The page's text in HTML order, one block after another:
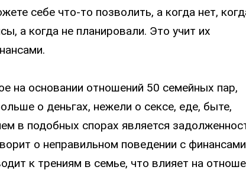
себе что-то позволить, а когда нет,
а когда не планировали. Это учит их
на основании отношений 50 семейных пар,
о деньгах, нежели о сексе, еде, быте,
в подобных спорах является
о неправильном поведении с финансами
к трениям в семье, что влияет на